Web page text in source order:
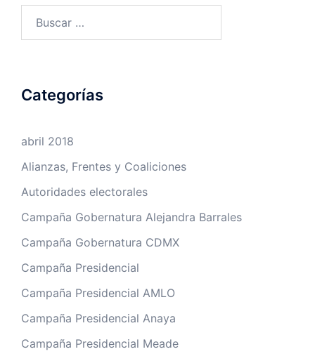
Categorías
abril 2018
Alianzas, Frentes y Coaliciones
Autoridades electorales
Campaña Gobernatura Alejandra Barrales
Campaña Gobernatura CDMX
Campaña Presidencial
Campaña Presidencial AMLO
Campaña Presidencial Anaya
Campaña Presidencial Meade